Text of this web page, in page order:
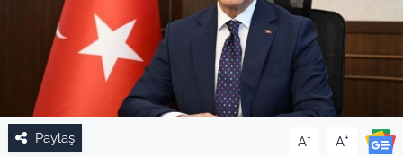
Paylaş A- A+